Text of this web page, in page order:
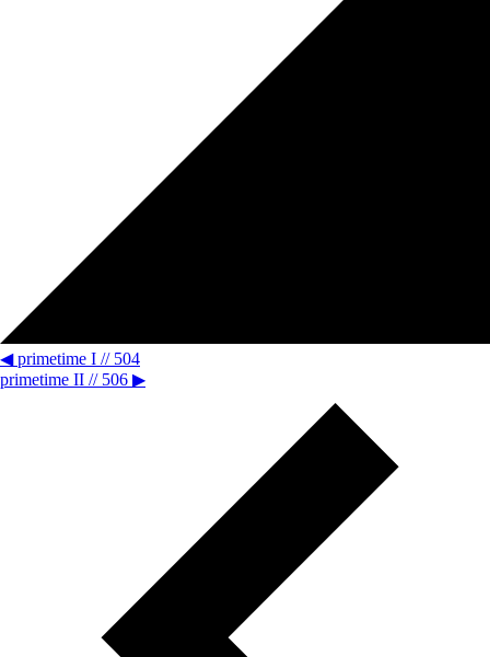
◀primetime I // 504
primetime II // 506 ▶